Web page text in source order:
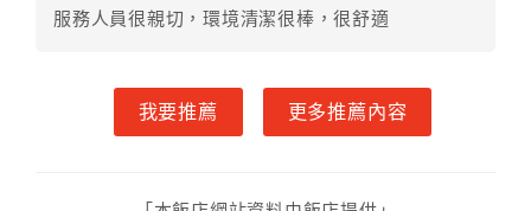
服務人員很親切，環境清潔很棒，很舒適
我要推薦 更多推薦內容